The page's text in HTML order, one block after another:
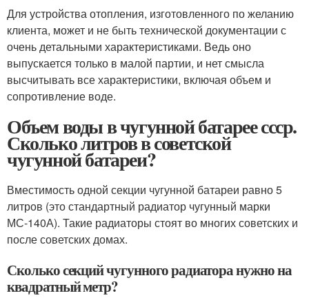
Для устройства отопления, изготовленного по желанию
клиента, может и не быть технической документации с
очень детальными характеристиками. Ведь оно
выпускается только в малой партии, и нет смысла
высчитывать все характеристики, включая объем и
сопротивление воде.
Объем воды в чугунной батарее ссср.
Сколько литров в советской
чугунной батареи?
Вместимость одной секции чугунной батареи равно 5
литров (это стандартный радиатор чугунный марки
МС-140А). Такие радиаторы стоят во многих советских и
после советских домах.
Сколько секций чугунного радиатора нужно на
квадратный метр?